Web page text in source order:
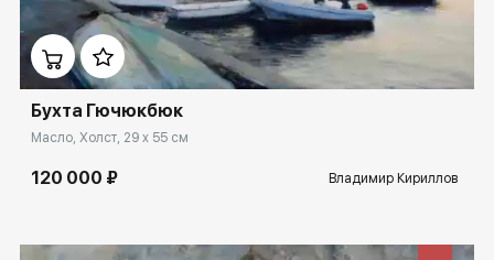
Домен: spb.rakovgallery.ru
Бухта Гючюкбюк
Масло, Холст, 29 x 55 см
120 000 ₽ Владимир Кириллов